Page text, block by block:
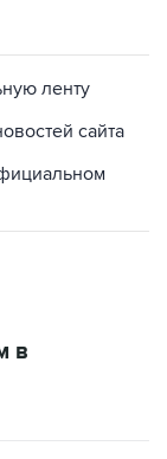
ленту
сайта
в